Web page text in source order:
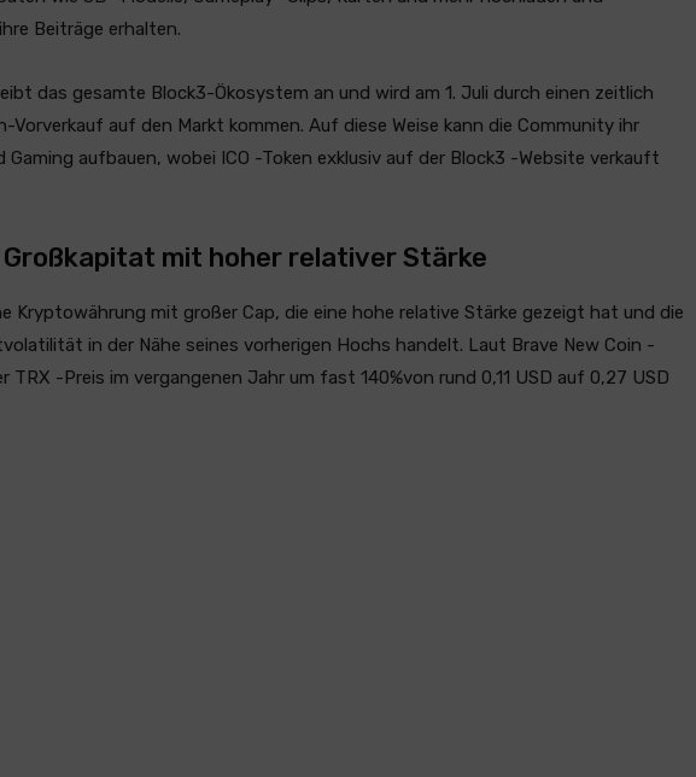
Beiträge erhalten.
das gesamte Block3-Ökosystem an und wird am 1. Juli durch einen zeitlich
Vorverkauf auf den Markt kommen. Auf diese Weise kann die Community ihr
Gaming aufbauen, wobei ICO -Token exklusiv auf der Block3 -Website verkauft
Großkapitat mit hoher relativer Stärke
Kryptowährung mit großer Cap, die eine hohe relative Stärke gezeigt hat und die
in der Nähe seines vorherigen Hochs handelt. Laut Brave New Coin -
TRX -Preis im vergangenen Jahr um fast 140%von rund 0,11 USD auf 0,27 USD